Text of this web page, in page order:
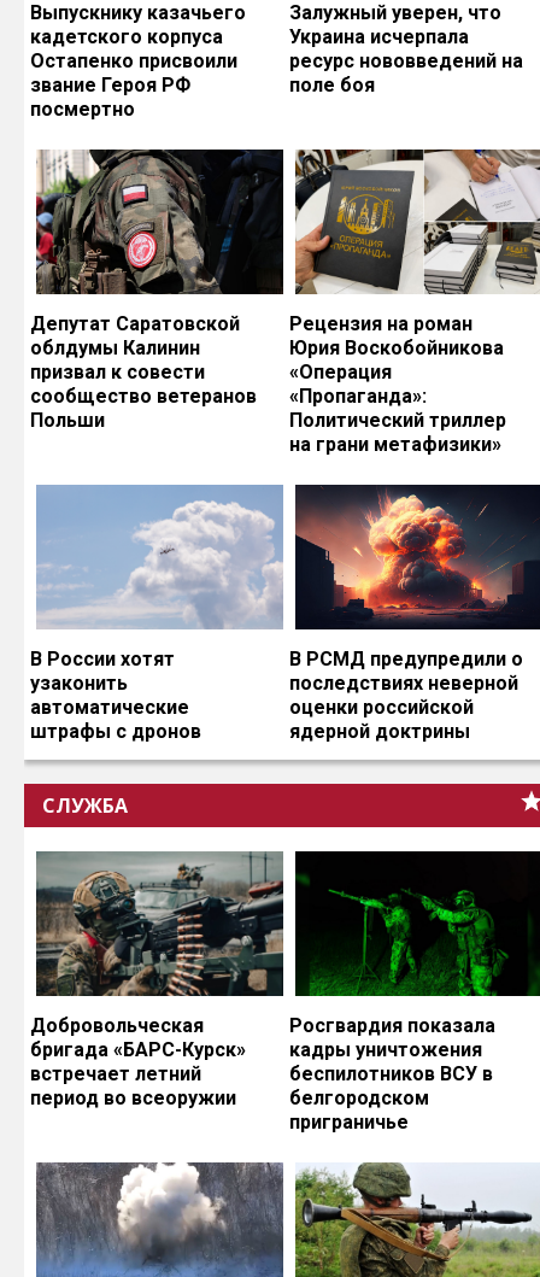
Выпускнику казачьего
кадетского корпуса
Остапенко присвоили
звание Героя РФ
посмертно
Залужный уверен, что
Украина исчерпала
ресурс нововведений на
поле боя
Депутат Саратовской
облдумы Калинин
призвал к совести
сообщество ветеранов
Польши
Рецензия на роман
Юрия Воскобойникова
«Операция
«Пропаганда»:
Политический триллер
на грани метафизики»
В России хотят
узаконить
автоматические
штрафы с дронов
В РСМД предупредили о
последствиях неверной
оценки российской
ядерной доктрины
СЛУЖБА
Добровольческая
бригада «БАРС-Курск»
встречает летний
период во всеоружии
Росгвардия показала
кадры уничтожения
беспилотников ВСУ в
белгородском
приграничье